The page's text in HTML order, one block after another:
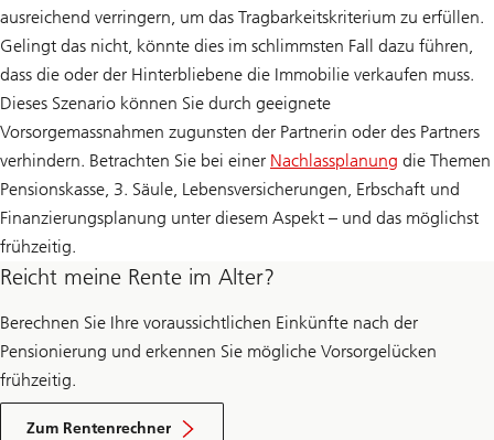
ausreichend verringern, um das Tragbarkeitskriterium zu erfüllen.
Gelingt das nicht, könnte dies im schlimmsten Fall dazu führen,
dass die oder der Hinterbliebene die Immobilie verkaufen muss.
Dieses Szenario können Sie durch geeignete
Vorsorgemassnahmen zugunsten der Partnerin oder des Partners
verhindern. Betrachten Sie bei einer Nachlassplanung die Themen
Pensionskasse, 3. Säule, Lebensversicherungen, Erbschaft und
Finanzierungsplanung unter diesem Aspekt – und das möglichst
frühzeitig.
Reicht meine Rente im Alter?
Berechnen Sie Ihre voraussichtlichen Einkünfte nach der
Pensionierung und erkennen Sie mögliche Vorsorgelücken
frühzeitig.
Zum Rentenrechner